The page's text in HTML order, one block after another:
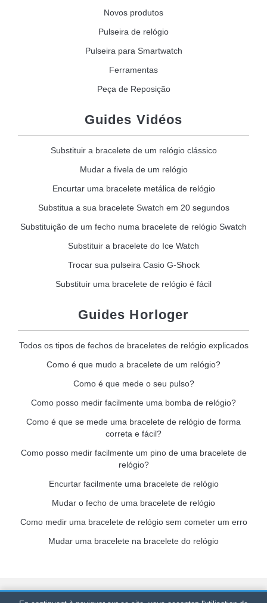
Novos produtos
Pulseira de relógio
Pulseira para Smartwatch
Ferramentas
Peça de Reposição
Guides Vidéos
Substituir a bracelete de um relógio clássico
Mudar a fivela de um relógio
Encurtar uma bracelete metálica de relógio
Substitua a sua bracelete Swatch em 20 segundos
Substituição de um fecho numa bracelete de relógio Swatch
Substituir a bracelete do Ice Watch
Trocar sua pulseira Casio G-Shock
Substituir uma bracelete de relógio é fácil
Guides Horloger
Todos os tipos de fechos de braceletes de relógio explicados
Como é que mudo a bracelete de um relógio?
Como é que mede o seu pulso?
Como posso medir facilmente uma bomba de relógio?
Como é que se mede uma bracelete de relógio de forma
correta e fácil?
Como posso medir facilmente um pino de uma bracelete de
relógio?
Encurtar facilmente uma bracelete de relógio
Mudar o fecho de uma bracelete de relógio
Como medir uma bracelete de relógio sem cometer um erro
Mudar uma bracelete na bracelete do relógio